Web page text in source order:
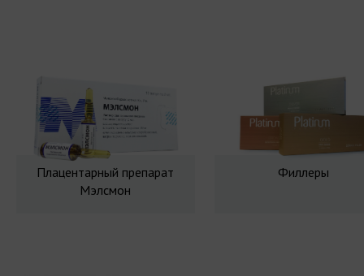
Плацентарный препарат
Мэлсмон
Филлеры